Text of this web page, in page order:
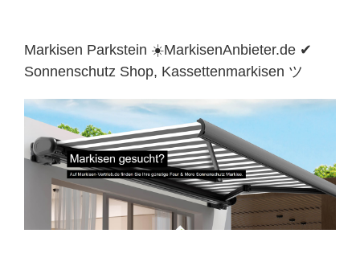
Markisen Parkstein ☀️MarkisenAnbieter.de ✔
Sonnenschutz Shop, Kassettenmarkisen ツ